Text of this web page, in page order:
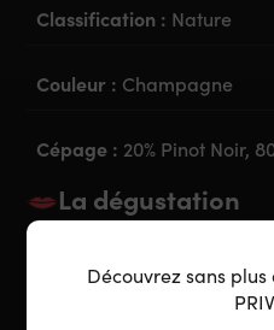
Classification : Nature
Couleur : Champagne
Cépage : 20% Pinot Noir,
La dégustation
Garde :A Boire
Découvrez sans plus